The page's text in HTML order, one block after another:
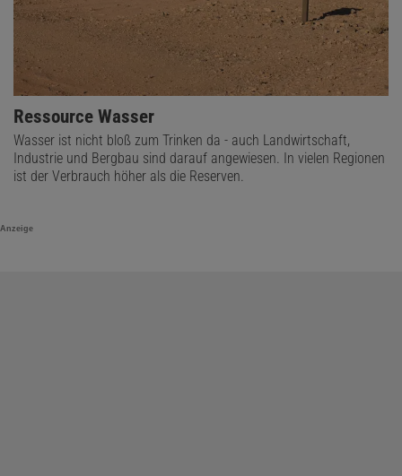
Ressource Wasser
Wasser ist nicht bloß zum Trinken da - auch Landwirtschaft,
Industrie und Bergbau sind darauf angewiesen. In vielen Regionen
ist der Verbrauch höher als die Reserven.
Anzeige